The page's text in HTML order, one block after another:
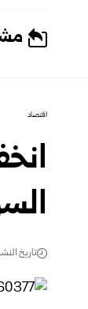
اقتصاد
تاريخ النشر: 2025/09/25 11:07